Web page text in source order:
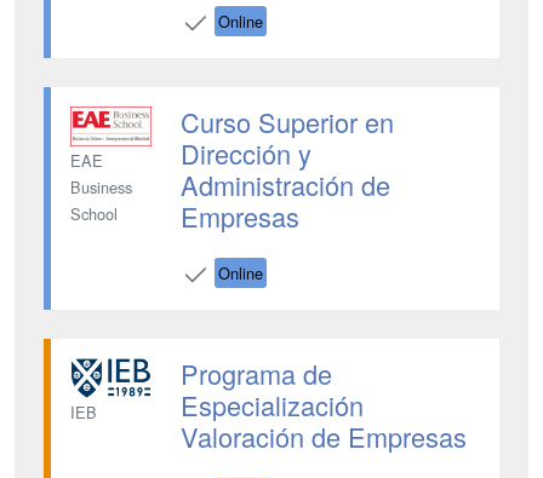
Online
EAE
Business
School
Curso Superior en
Dirección y
Administración de
Empresas
Online
IEB
Programa de
Especialización
Valoración de Empresas